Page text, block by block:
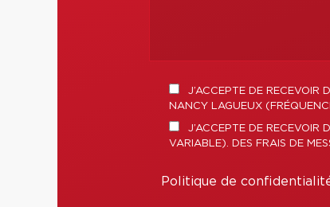
J’ACCEPTE DE RECEVOIR
NANCY LAGUEUX
J’ACCEPTE DE RECEVOIR
VARIABLE). DES FRAIS DE
Politique de